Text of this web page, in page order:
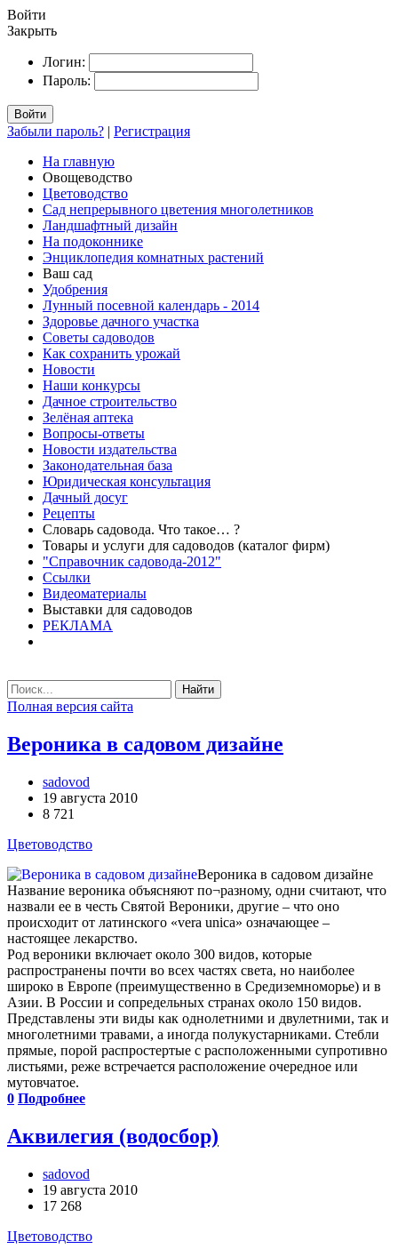
Войти
Закрыть
Логин:
Пароль:
Войти
Забыли пароль? | Регистрация
На главную
Овощеводство
Цветоводство
Сад непрерывного цветения многолетников
Ландшафтный дизайн
На подоконнике
Энциклопедия комнатных растений
Ваш сад
Удобрения
Лунный посевной календарь - 2014
Здоровье дачного участка
Советы садоводов
Как сохранить урожай
Новости
Наши конкурсы
Дачное строительство
Зелёная аптека
Вопросы-ответы
Новости издательства
Законодательная база
Юридическая консультация
Дачный досуг
Рецепты
Словарь садовода. Что такое… ?
Товары и услуги для садоводов (каталог фирм)
"Справочник садовода-2012"
Ссылки
Видеоматериалы
Выставки для садоводов
РЕКЛАМА
Найти
Полная версия сайта
Вероника в садовом дизайне
sadovod
19 августа 2010
8 721
Цветоводство
Вероника в садовом дизайне
Название вероника объясняют по¬разному, одни считают, что
назвали ее в честь Святой Вероники, другие – что оно
происходит от латинского «vera unica» означающее –
настоящее лекарство.
Род вероники включает около 300 видов, которые
распространены почти во всех частях света, но наиболее
широко в Европе (преимущественно в Средиземноморье) и в
Азии. В России и сопредельных странах около 150 видов.
Представлены эти виды как однолетними и двулетними, так и
многолетними травами, а иногда полукустарниками. Стебли
прямые, порой распростертые с расположенными супротивно
листьями, реже встречается расположение очередное или
мутовчатое.
0 Подробнее
Аквилегия (водосбор)
sadovod
19 августа 2010
17 268
Цветоводство